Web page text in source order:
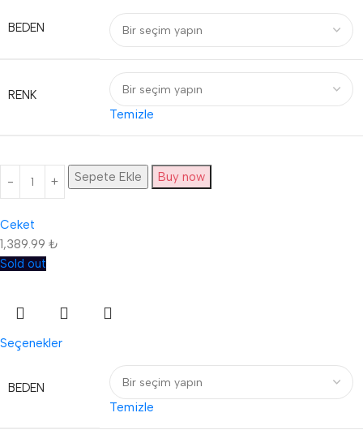
BEDEN
RENK
Temizle
Sepete Ekle Buy now
Ceket
1,389.99 ₺
Sold out
Seçenekler
BEDEN
Temizle